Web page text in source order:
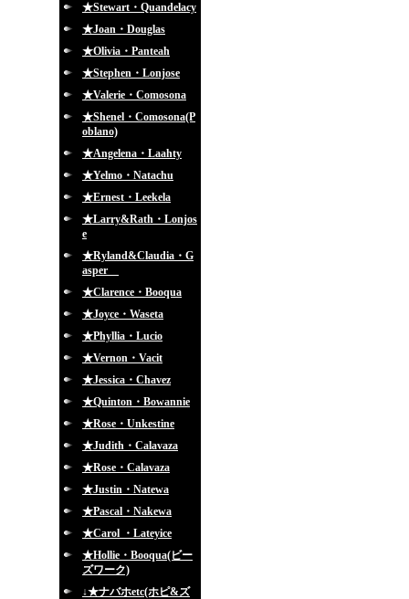
★Stewart・Quandelacy
★Joan・Douglas
★Olivia・Panteah
★Stephen・Lonjose
★Valerie・Comosona
★Shenel・Comosona(P
oblano)
★Angelena・Laahty
★Yelmo・Natachu
★Ernest・Leekela
★Larry&Rath・Lonjos
e
★Ryland&Claudia・G
asper
★Clarence・Booqua
★Joyce・Waseta
★Phyllia・Lucio
★Vernon・Vacit
★Jessica・Chavez
★Quinton・Bowannie
★Rose・Unkestine
★Judith・Calavaza
★Rose・Calavaza
★Justin・Natewa
★Pascal・Nakewa
★Carol ・Lateyice
★Hollie・Booqua(ビー
ズワーク)
↓★ナバホetc(ホピ&ズ